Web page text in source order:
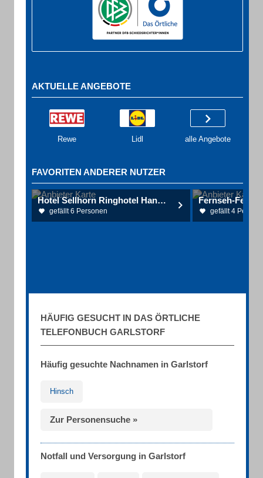
AKTUELLE ANGEBOTE
Rewe Lidl alle Angebote
FAVORITEN ANDERER NUTZER
Hotel Sellhorn Ringhotel Hanstedt
gefällt 6 Personen gefällt 4
HÄUFIG GESUCHT IN DAS ÖRTLICHE
TELEFONBUCH GARLSTORF
Häufig gesuchte Nachnamen in Garlstorf
Hinsch
Zur Personensuche »
Notfall und Versorgung in Garlstorf